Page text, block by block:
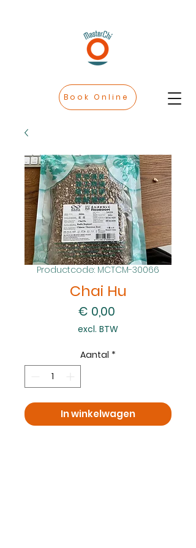
Book Online
Productcode: MCTCM-30066
Chai Hu
€ 0,00Prijs
excl. BTW
Aantal *
In winkelwagen